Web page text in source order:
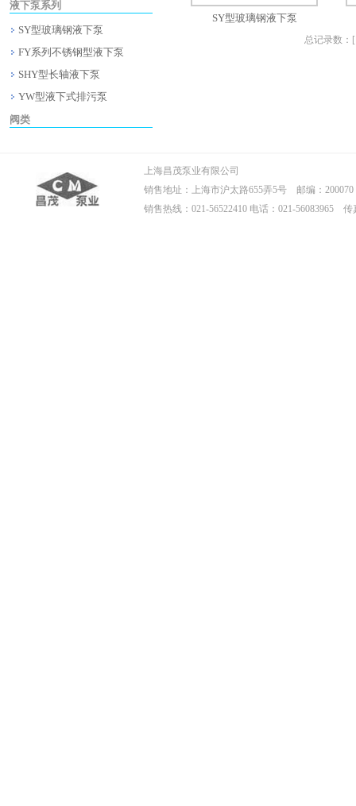
液下泵系列
SY型玻璃钢液下泵
FY系列不锈钢型液下泵
SHY型长轴液下泵
YW型液下式排污泵
阀类
SY型玻璃钢液下泵
总记录数
上海昌茂泵业有限公司
销售地址：上海市沪太路655弄5号 邮编：200070
销售热线：021-56522410 电话：021-56083965 传